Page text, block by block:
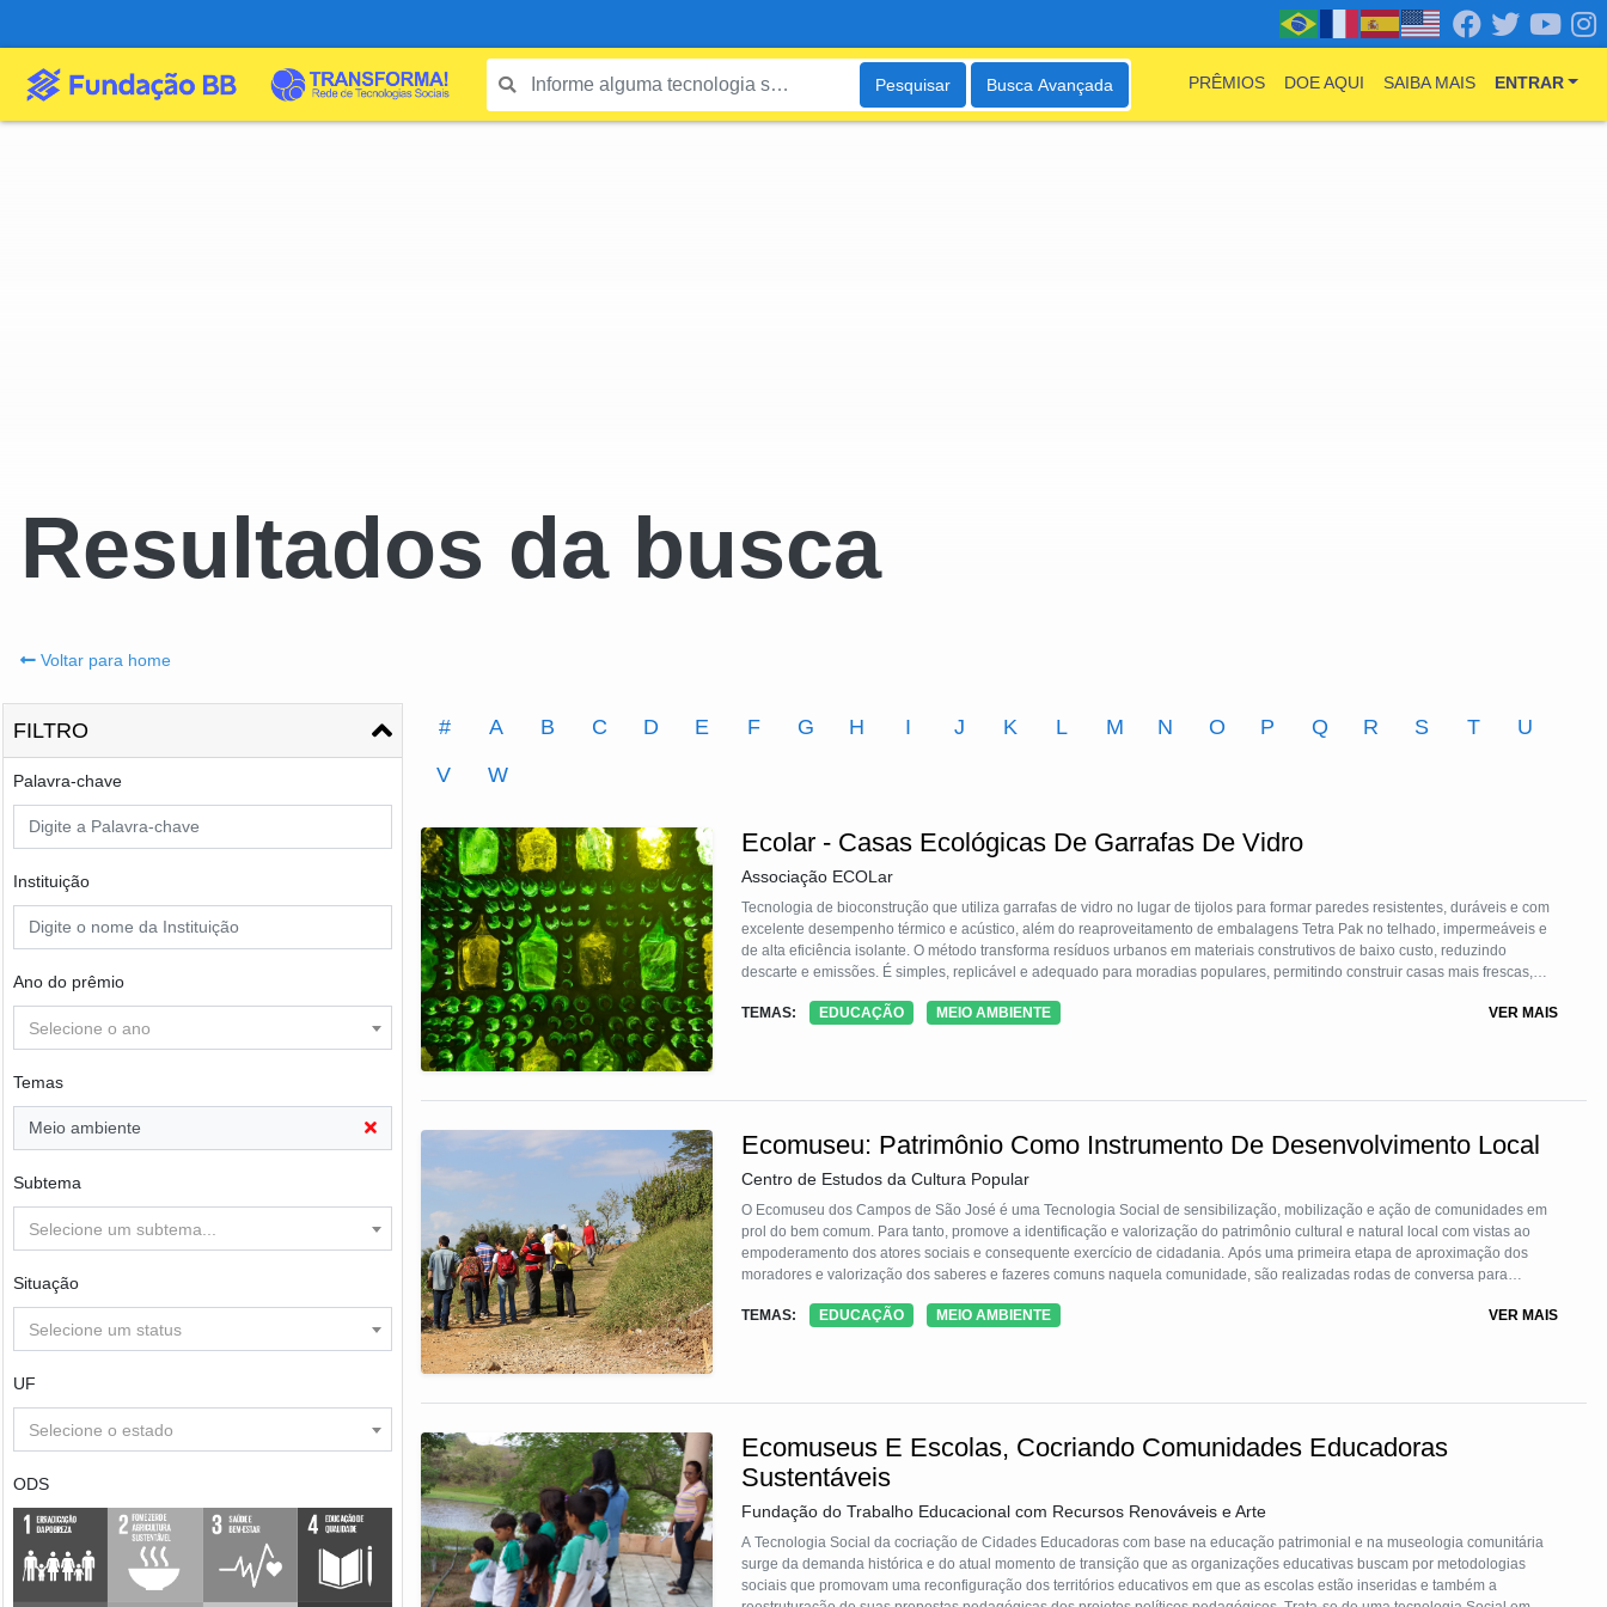
Pesquisar Busca Avançada PRÊMIOS DOE AQUI SAIBA MAIS ENTRAR
Resultados da busca
Voltar para home
FILTRO
Palavra-chave
Instituição
Ano do prêmio
Selecione o ano
Temas
Meio ambiente
Subtema
Selecione um subtema...
Situação
Selecione um status
UF
Selecione o estado
ODS
# A B C D E F G H I J K L M N O P Q R S T
U
V
W
Ecolar - Casas Ecológicas De Garrafas De Vidro
Associação ECOLar
Tecnologia de bioconstrução que utiliza garrafas de vidro no lugar de tijolos para formar paredes resistentes, duráveis e com
excelente desempenho térmico e acústico, além do reaproveitamento de embalagens Tetra Pak no telhado, impermeáveis e
de alta eficiência isolante. O método transforma resíduos urbanos em materiais construtivos de baixo custo, reduzindo
descarte e emissões. É simples, replicável e adequado para moradias populares, permitindo construir casas mais frescas,
sustentabilidade, educação ambiental e revolução verde na prática!
TEMAS: EDUCAÇÃO MEIO AMBIENTE VER MAIS
Ecomuseu: Patrimônio Como Instrumento De Desenvolvimento Local
Centro de Estudos da Cultura Popular
O Ecomuseu dos Campos de São José é uma Tecnologia Social de sensibilização, mobilização e ação de comunidades em
prol do bem comum. Para tanto, promove a identificação e valorização do patrimônio cultural e natural local com vistas ao
empoderamento dos atores sociais e consequente exercício de cidadania. Após uma primeira etapa de aproximação dos
moradores e valorização dos saberes e fazeres comuns naquela comunidade, são realizadas rodas de conversa para
questões e articuladas parcerias e ações com potencial para promover o desenvolvimento local.
TEMAS: EDUCAÇÃO MEIO AMBIENTE VER MAIS
Ecomuseus E Escolas, Cocriando Comunidades Educadoras
Sustentáveis
Fundação do Trabalho Educacional com Recursos Renováveis e Arte
A Tecnologia Social da cocriação de Cidades Educadoras com base na educação patrimonial e na museologia comunitária
surge da demanda histórica e do atual momento de transição que as organizações educativas buscam por metodologias
sociais que promovam uma reconfiguração dos territórios educativos em que as escolas estão inseridas e também a